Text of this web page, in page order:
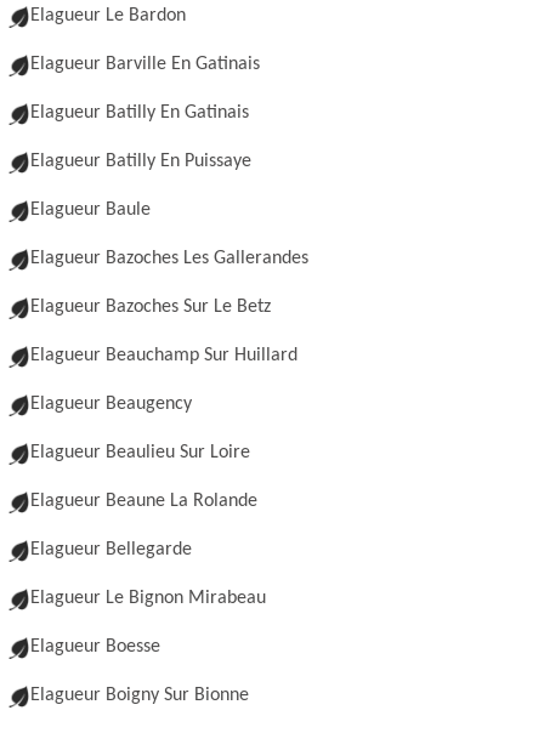
Elagueur Le Bardon
Elagueur Barville En Gatinais
Elagueur Batilly En Gatinais
Elagueur Batilly En Puissaye
Elagueur Baule
Elagueur Bazoches Les Gallerandes
Elagueur Bazoches Sur Le Betz
Elagueur Beauchamp Sur Huillard
Elagueur Beaugency
Elagueur Beaulieu Sur Loire
Elagueur Beaune La Rolande
Elagueur Bellegarde
Elagueur Le Bignon Mirabeau
Elagueur Boesse
Elagueur Boigny Sur Bionne